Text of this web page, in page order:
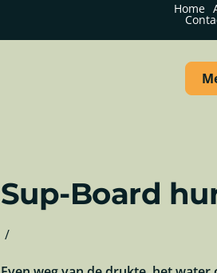
Home
Sup-Board
/